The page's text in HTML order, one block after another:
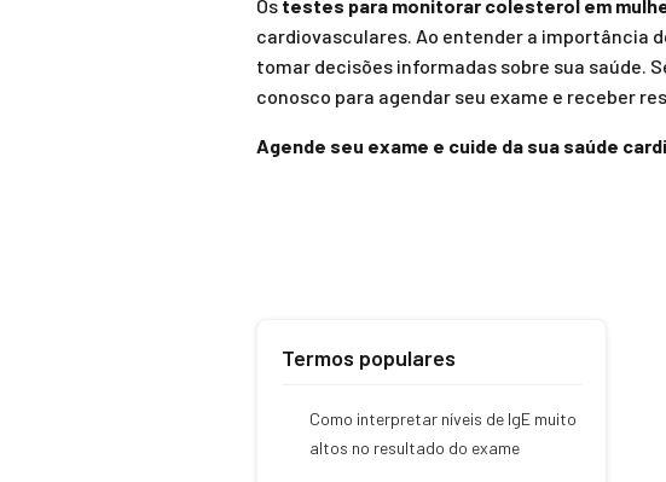
Os testes para monitorar colesterol em
cardiovasculares. Ao entender a importância
tomar decisões informadas sobre sua saúde.
conosco para agendar seu exame e receber
Agende seu exame e cuide da sua saúde
Termos populares
Como interpretar níveis de IgE muito
altos no resultado do exame